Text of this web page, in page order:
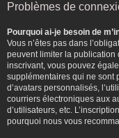
Problèmes de
Pourquoi ai-je besoin de
Vous n’êtes pas dans
peuvent limiter la publication
inscrivant, vous pouvez
supplémentaires qui ne sont
d’avatars personnalisés,
courriers électroniques aux
d’utilisateurs, etc.
pourquoi nous vous